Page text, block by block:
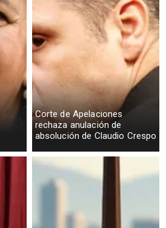
Corte de Apelaciones
rechaza anulación de
absolución de Claudio Crespo